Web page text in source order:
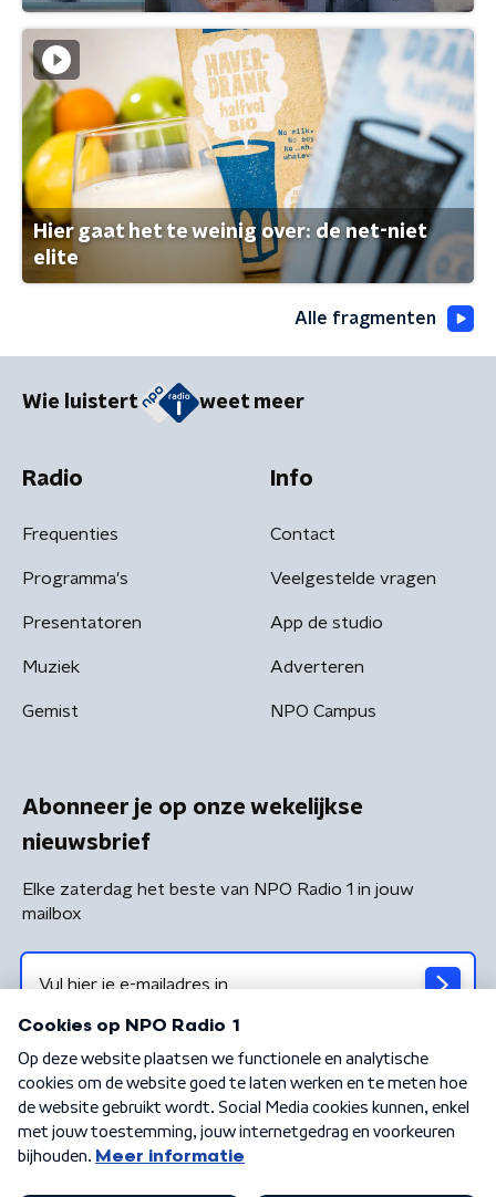
Hier gaat het te weinig over: de net-niet
elite
Alle fragmenten
Wie luistert weet meer
Radio
Frequenties
Programma's
Presentatoren
Muziek
Gemist
Info
Contact
Veelgestelde vragen
App de studio
Adverteren
NPO Campus
Abonneer je op onze wekelijkse
nieuwsbrief
Elke zaterdag het beste van NPO Radio 1 in jouw
mailbox
Algemene voorwaarden Privacybeleid